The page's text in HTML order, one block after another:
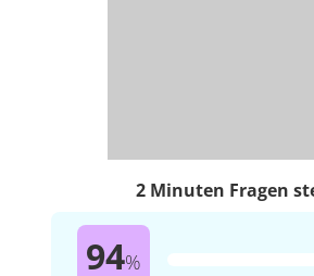
2 Minuten Fragen
94%